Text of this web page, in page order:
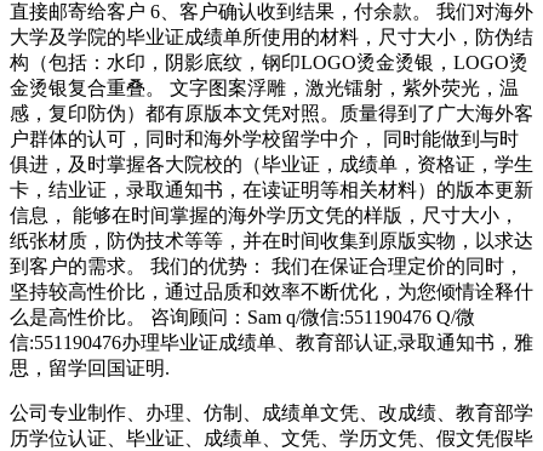
直接邮寄给客户 6、客户确认收到结果，付余款。 我们对海外
大学及学院的毕业证成绩单所使用的材料，尺寸大小，防伪结
构（包括：水印，阴影底纹，钢印LOGO烫金烫银，LOGO烫
金烫银复合重叠。 文字图案浮雕，激光镭射，紫外荧光，温
感，复印防伪）都有原版本文凭对照。质量得到了广大海外客
户群体的认可，同时和海外学校留学中介， 同时能做到与时
俱进，及时掌握各大院校的（毕业证，成绩单，资格证，学生
卡，结业证，录取通知书，在读证明等相关材料）的版本更新
信息， 能够在时间掌握的海外学历文凭的样版，尺寸大小，
纸张材质，防伪技术等等，并在时间收集到原版实物，以求达
到客户的需求。 我们的优势： 我们在保证合理定价的同时，
坚持较高性价比，通过品质和效率不断优化，为您倾情诠释什
么是高性价比。 咨询顾问：Sam q/微信:551190476 Q/微
信:551190476办理毕业证成绩单、教育部认证,录取通知书，雅
思，留学回国证明.
公司专业制作、办理、仿制、成绩单文凭、改成绩、教育部学
历学位认证、毕业证、成绩单、文凭、学历文凭、假文凭假毕